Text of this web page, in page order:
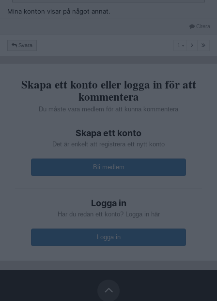
Mina konton visar på något annat.
Citera
Svara
Skapa ett konto eller logga in för att
kommentera
Du måste vara medlem för att kunna kommentera
Skapa ett konto
Det är enkelt att registrera ett nytt konto
Bli medlem
Logga in
Har du redan ett konto? Logga in här
Logga in